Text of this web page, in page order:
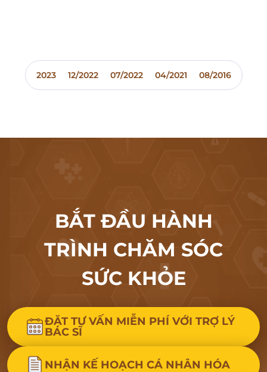
2023 12/2022 07/2022 04/2021 08/2016
BẮT ĐẦU HÀNH
TRÌNH CHĂM SÓC
SỨC KHỎE
ĐẶT TƯ VẤN MIỄN PHÍ VỚI TRỢ LÝ
BÁC SĨ
NHẬN KẾ HOẠCH CÁ NHÂN HÓA